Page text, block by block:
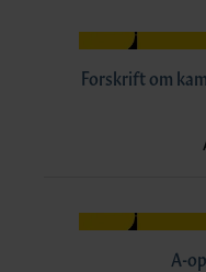
Forskrift om
A-